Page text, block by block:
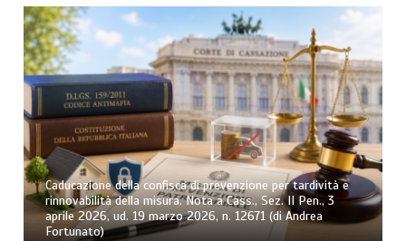
Osservatorio sull’esecuzione forzata civile – Trimestre n.
2/2026 (di Andrea Greco)